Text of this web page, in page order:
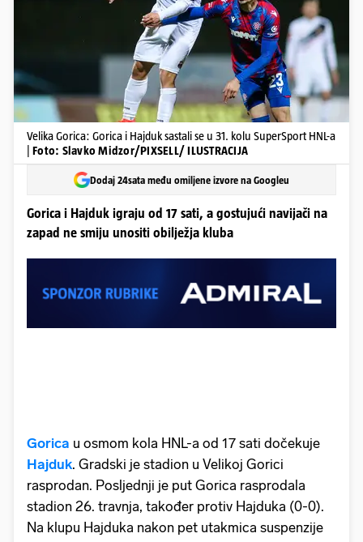
Velika Gorica: Gorica i Hajduk sastali se u 31. kolu SuperSport HNL-a
Foto: Slavko Midzor/PIXSELL/ ILUSTRACIJA
Dodaj 24sata među omiljene izvore na Googleu
Gorica i Hajduk igraju od 17 sati, a gostujući navijači na
zapad ne smiju unositi obilježja kluba
Gorica u osmom kola HNL-a od 17 sati dočekuje
Hajduk. Gradski je stadion u Velikoj Gorici
rasprodan. Posljednji je put Gorica rasprodala
stadion 26. travnja, također protiv Hajduka (0-0).
Na klupu Hajduka nakon pet utakmica suspenzije